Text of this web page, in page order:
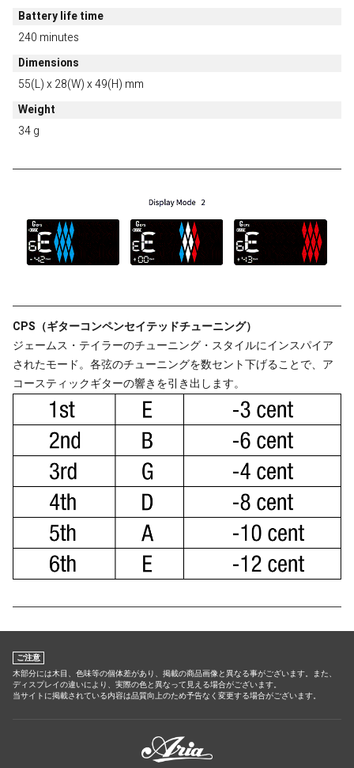
Battery life time
240 minutes
Dimensions
55(L) x 28(W) x 49(H) mm
Weight
34 g
CPS（ギターコンペンセイテッドチューニング）
ジェームス・テイラーのチューニング・スタイルにインスパイア
されたモード。各弦のチューニングを数セント下げることで、ア
コースティックギターの響きを引き出します。
ご注意
木部分には木目、色味等の個体差があり、掲載の商品画像と異なる事がございます。また、
ディスプレイの違いにより、実際の色と異なって見える場合がございます。
当サイトに掲載されている内容は品質向上のため予告なく変更する場合がございます。